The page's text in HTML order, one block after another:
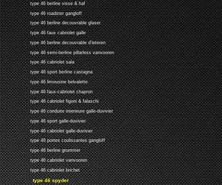
type 46 berline visse & haf
type 46 roadster gangloff
type 46 berline decouvrable glaser
type 46 faux cabriolet galle
type 46 berline decouvrable d'ieteren
type 46 semi-berline pillarless vanvooren
type 46 cabriolet sala
type 46 sport berline castagna
type 46 limousine belvalette
type 46 faux-cabriolet chapron
type 46 cabriolet figoni & falaschi
type 46 conduite interieure galle-duvivier
type 46 sport galle-duvivier
type 46 cabriolet galle-duvivier
type 46 portes coulissantes gangloff
type 46 berline grummer
type 46 cabriolet vanvooren
type 46 cabriolet brichet
type 46 spyder